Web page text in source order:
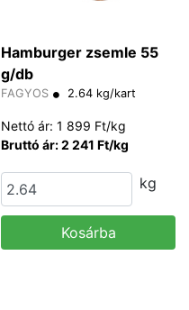
Hamburger zsemle 55
g/db
FAGYOS 2.64 kg/kart
Nettó ár: 1 899 Ft/kg
Bruttó ár: 2 241 Ft/kg
kg
Kosárba